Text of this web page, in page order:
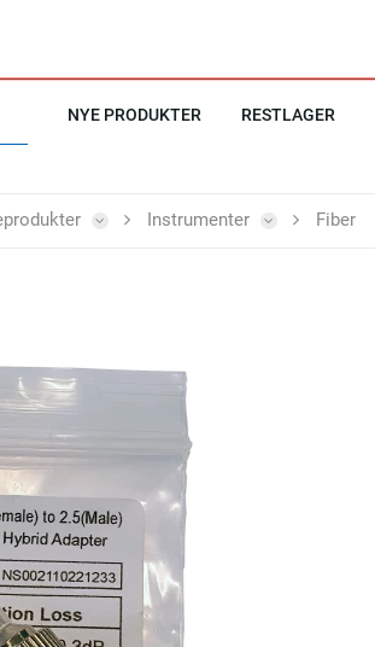
NYE PRODUKTER RESTLAGER
Instrumenter Fiber